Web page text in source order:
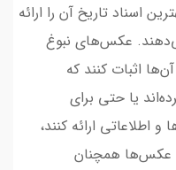
اسناد تاریخ آن را ارائه
عکس‌های نبوغ
اثبات کنند که
یا حتی برای
اطلاعاتی ارائه کنند،
عکس‌ها همچنان